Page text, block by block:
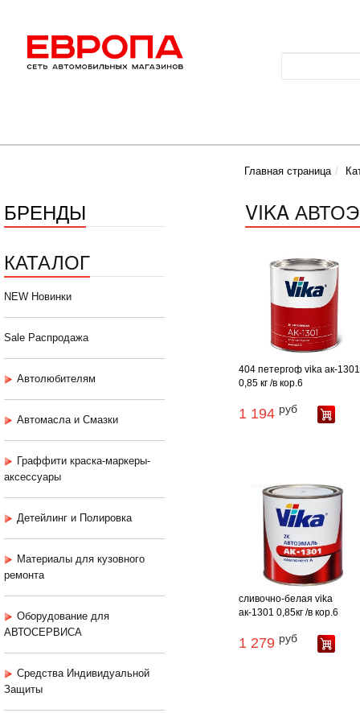
Главная страница
БРЕНДЫ
КАТАЛОГ
NEW Новинки
Sale Распродажа
Автолюбителям
Автомасла и Смазки
Граффити краска-маркеры-
аксессуары
Детейлинг и Полировка
Материалы для кузовного
ремонта
Оборудование для
АВТОСЕРВИСА
Средства Индивидуальной
Защиты
VIKA
404 петергоф vika ак-1301
0,85 кг /в кор.6
1 194 руб
сливочно-белая vika
ак-1301 0,85кг /в кор.6
1 279 руб